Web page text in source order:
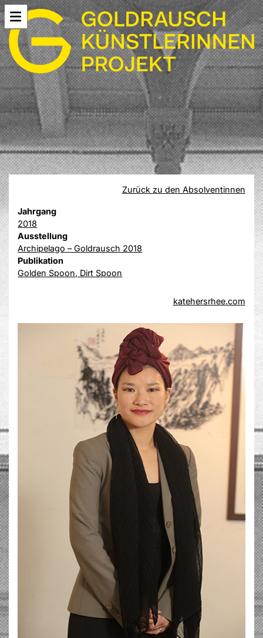
Zurück zu den Absolventinnen
Jahrgang
2018
Ausstellung
Archipelago – Goldrausch 2018
Publikation
Golden Spoon, Dirt Spoon
katehersrhee.com